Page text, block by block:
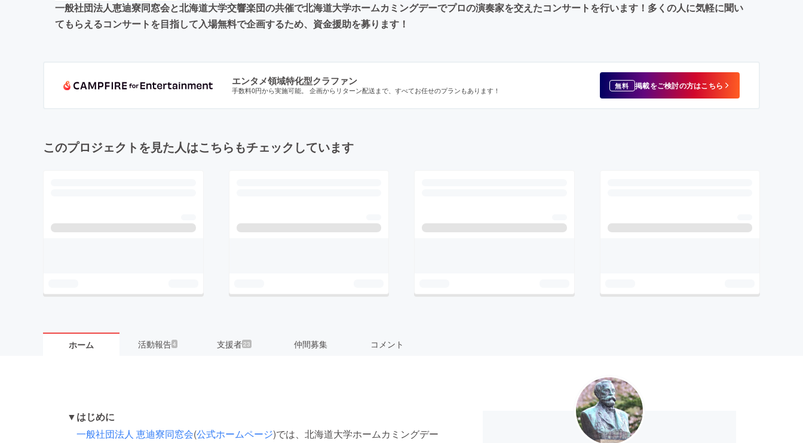
一般社団法人恵迪寮同窓会と北海道大学交響楽団の共催で北海道大学ホームカミングデーでプロの演奏家を交えたコンサートを行います！多くの人に気軽に聞い
てもらえるコンサートを目指して入場無料で企画するため、資金援助を募ります！
エンタメ領域特化型クラファン
手数料0円から実施可能。 企画からリターン配送まで、すべてお任せのプランもあります！ 無料 掲載をご検討の方はこちら
このプロジェクトを見た人はこちらもチェックしています
ホーム 活動報告4 支援者23 仲間募集 コメント
▼はじめに
一般社団法人 恵迪寮同窓会(公式ホームページ)では、北海道大学ホームカミングデー